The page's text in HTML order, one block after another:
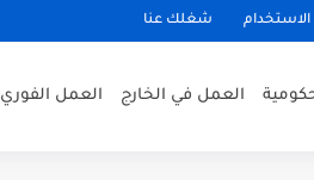
الاستخدام شغلك عنا
العمل في الخارج العمل الفوري